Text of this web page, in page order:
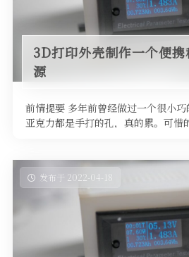
3D打印外壳制作一个便
源
前情提要 多年前曾经做过一个很小
亚克力都是手打的孔，真的累。可惜
发布于 2022-04-18